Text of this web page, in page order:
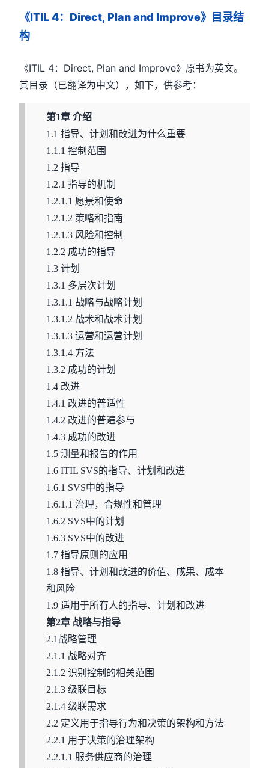
《ITIL 4：Direct, Plan and Improve》目录结
构
《ITIL 4：Direct, Plan and Improve》原书为英文。
其目录（已翻译为中文），如下，供参考：
第1章 介绍
1.1 指导、计划和改进为什么重要
1.1.1 控制范围
1.2 指导
1.2.1 指导的机制
1.2.1.1 愿景和使命
1.2.1.2 策略和指南
1.2.1.3 风险和控制
1.2.2 成功的指导
1.3 计划
1.3.1 多层次计划
1.3.1.1 战略与战略计划
1.3.1.2 战术和战术计划
1.3.1.3 运营和运营计划
1.3.1.4 方法
1.3.2 成功的计划
1.4 改进
1.4.1 改进的普适性
1.4.2 改进的普遍参与
1.4.3 成功的改进
1.5 测量和报告的作用
1.6 ITIL SVS的指导、计划和改进
1.6.1 SVS中的指导
1.6.1.1 治理，合规性和管理
1.6.2 SVS中的计划
1.6.3 SVS中的改进
1.7 指导原则的应用
1.8 指导、计划和改进的价值、成果、成本
和风险
1.9 适用于所有人的指导、计划和改进
第2章 战略与指导
2.1战略管理
2.1.1 战略对齐
2.1.2 识别控制的相关范围
2.1.3 级联目标
2.1.4 级联需求
2.2 定义用于指导行为和决策的架构和方法
2.2.1 用于决策的治理架构
2.2.1.1 服务供应商的治理